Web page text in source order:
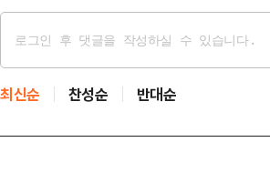
최신순 찬성순 반대순